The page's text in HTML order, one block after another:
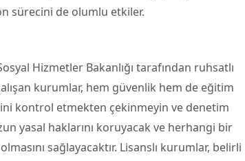
sürecini de olumlu etkiler.
Hizmetler Bakanlığı tarafından ruhsatlı
kurumlar, hem güvenlik hem de eğitim
kontrol etmekten çekinmeyin ve denetim
yasal haklarını koruyacak ve herhangi bir
sağlayacaktır. Lisanslı kurumlar, belirli